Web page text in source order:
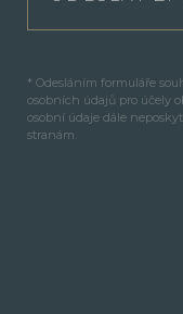
* Odesláním formuláře
osobních údajů pro účely
osobní údaje dále
stranám.